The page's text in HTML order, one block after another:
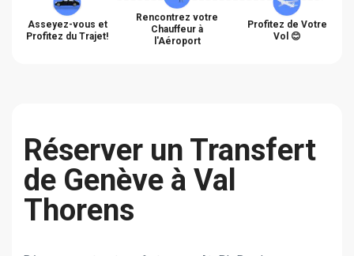
Asseyez-vous et
Profitez du Trajet!
Rencontrez votre
Chauffeur à
l'Aéroport
Profitez de Votre
Vol 😊
Réserver un Transfert
de Genève à Val
Thorens